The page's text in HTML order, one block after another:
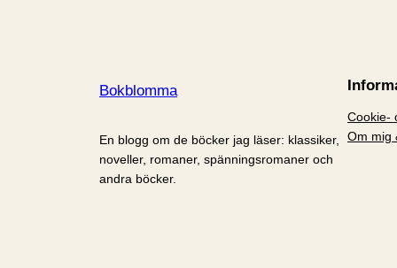
Bokblomma
En blogg om de böcker jag läser: klassiker,
noveller, romaner, spänningsromaner och
andra böcker.
Cookie-
Om mig